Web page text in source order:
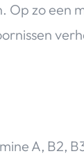
zo een
A, B2,